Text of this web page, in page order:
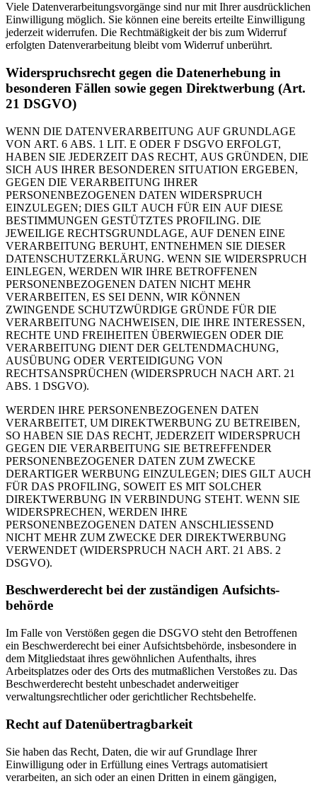
Viele Datenverarbeitungsvorgänge sind nur mit Ihrer ausdrücklichen
Einwilligung möglich. Sie können eine bereits erteilte Einwilligung
jederzeit widerrufen. Die Rechtmäßigkeit der bis zum Widerruf
erfolgten Datenverarbeitung bleibt vom Widerruf unberührt.
Widerspruchsrecht gegen die Datenerhebung in
besonderen Fällen sowie gegen Direktwerbung (Art.
21 DSGVO)
WENN DIE DATENVERARBEITUNG AUF GRUNDLAGE
VON ART. 6 ABS. 1 LIT. E ODER F DSGVO ERFOLGT,
HABEN SIE JEDERZEIT DAS RECHT, AUS GRÜNDEN, DIE
SICH AUS IHRER BESONDEREN SITUATION ERGEBEN,
GEGEN DIE VERARBEITUNG IHRER
PERSONENBEZOGENEN DATEN WIDERSPRUCH
EINZULEGEN; DIES GILT AUCH FÜR EIN AUF DIESE
BESTIMMUNGEN GESTÜTZTES PROFILING. DIE
JEWEILIGE RECHTSGRUNDLAGE, AUF DENEN EINE
VERARBEITUNG BERUHT, ENTNEHMEN SIE DIESER
DATENSCHUTZERKLÄRUNG. WENN SIE WIDERSPRUCH
EINLEGEN, WERDEN WIR IHRE BETROFFENEN
PERSONENBEZOGENEN DATEN NICHT MEHR
VERARBEITEN, ES SEI DENN, WIR KÖNNEN
ZWINGENDE SCHUTZWÜRDIGE GRÜNDE FÜR DIE
VERARBEITUNG NACHWEISEN, DIE IHRE INTERESSEN,
RECHTE UND FREIHEITEN ÜBERWIEGEN ODER DIE
VERARBEITUNG DIENT DER GELTENDMACHUNG,
AUSÜBUNG ODER VERTEIDIGUNG VON
RECHTSANSPRÜCHEN (WIDERSPRUCH NACH ART. 21
ABS. 1 DSGVO).
WERDEN IHRE PERSONENBEZOGENEN DATEN
VERARBEITET, UM DIREKTWERBUNG ZU BETREIBEN,
SO HABEN SIE DAS RECHT, JEDERZEIT WIDERSPRUCH
GEGEN DIE VERARBEITUNG SIE BETREFFENDER
PERSONENBEZOGENER DATEN ZUM ZWECKE
DERARTIGER WERBUNG EINZULEGEN; DIES GILT AUCH
FÜR DAS PROFILING, SOWEIT ES MIT SOLCHER
DIREKTWERBUNG IN VERBINDUNG STEHT. WENN SIE
WIDERSPRECHEN, WERDEN IHRE
PERSONENBEZOGENEN DATEN ANSCHLIESSEND
NICHT MEHR ZUM ZWECKE DER DIREKTWERBUNG
VERWENDET (WIDERSPRUCH NACH ART. 21 ABS. 2
DSGVO).
Beschwerde­recht bei der zuständigen Aufsichts­
behörde
Im Falle von Verstößen gegen die DSGVO steht den Betroffenen
ein Beschwerderecht bei einer Aufsichtsbehörde, insbesondere in
dem Mitgliedstaat ihres gewöhnlichen Aufenthalts, ihres
Arbeitsplatzes oder des Orts des mutmaßlichen Verstoßes zu. Das
Beschwerderecht besteht unbeschadet anderweitiger
verwaltungsrechtlicher oder gerichtlicher Rechtsbehelfe.
Recht auf Daten­übertrag­barkeit
Sie haben das Recht, Daten, die wir auf Grundlage Ihrer
Einwilligung oder in Erfüllung eines Vertrags automatisiert
verarbeiten, an sich oder an einen Dritten in einem gängigen,